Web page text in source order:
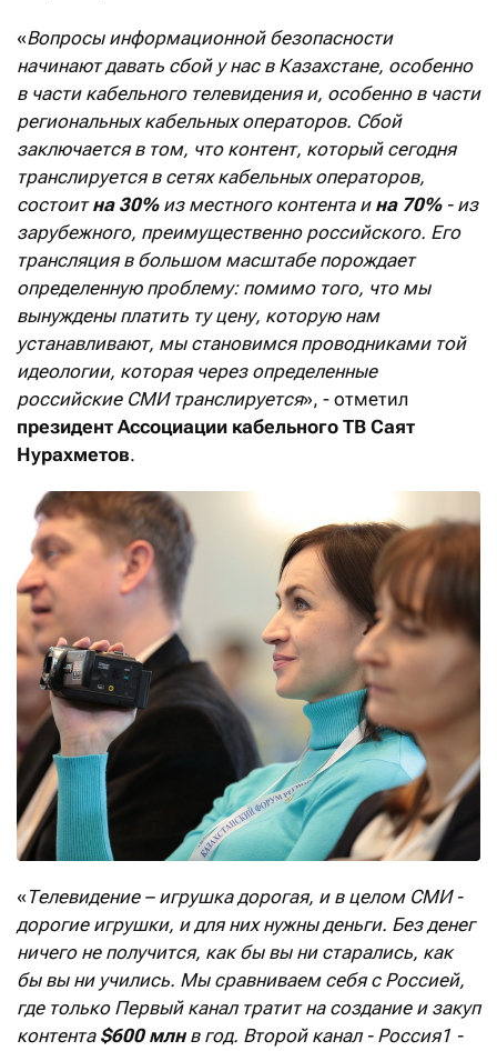
«Вопросы информационной безопасности
начинают давать сбой у нас в Казахстане, особенно
в части кабельного телевидения и, особенно в части
региональных кабельных операторов. Сбой
заключается в том, что контент, который сегодня
транслируется в сетях кабельных операторов,
состоитна 30%из местного контента и на 70%- из
зарубежного, преимущественно российского. Его
трансляция в большом масштабе порождает
определенную проблему: помимо того, что мы
вынуждены платить ту цену, которую нам
устанавливают, мы становимся проводниками той
идеологии, которая через определенные
российские СМИ транслируется», - отметил
президент Ассоциации кабельного ТВ Саят
Нурахметов.
« Телевидение – игрушка дорогая, и в целом СМИ -
дорогие игрушки, и для них нужны деньги. Без денег
ничего не получится, как бы вы ни старались, как
бы вы ни учились. Мы сравниваем себя с Россией,
где только Первый канал тратит на создание и закуп
контента $600 млнв год. Второй канал - Россия1 -